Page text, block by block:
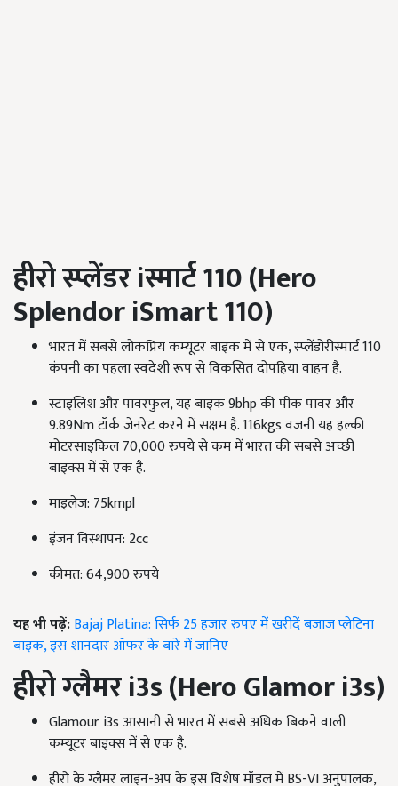
हीरो स्प्लेंडरiस्मार्ट110 (Hero
Splendor iSmart 110)
भारत में सबसे लोकप्रिय कम्यूटर बाइक में से एक, स्प्लेंडोरीस्मार्ट 110
कंपनी का पहला स्वदेशी रूप से विकसित दोपहिया वाहन है.
स्टाइलिश और पावरफुल, यह बाइक 9bhp की पीक पावर और
9.89Nm टॉर्क जेनरेट करने में सक्षम है. 116kgs वजनी यह हल्की
मोटरसाइकिल 70,000 रुपये से कम में भारत की सबसे अच्छी
बाइक्स में से एक है.
माइलेज: 75kmpl
इंजन विस्थापन: 2cc
कीमत: 64,900 रुपये
यह भी पढ़ें:Bajaj Platina: सिर्फ 25 हजार रुपए में खरीदें बजाज प्लेटिना
बाइक, इस शानदार ऑफर के बारे में जानिए
हीरो ग्लैमरi3s (Hero Glamor i3s)
Glamour i3s आसानी से भारत में सबसे अधिक बिकने वाली
कम्यूटर बाइक्स में से एक है.
हीरो के ग्लैमर लाइन-अप के इस विशेष मॉडल में BS-VI अनुपालक,